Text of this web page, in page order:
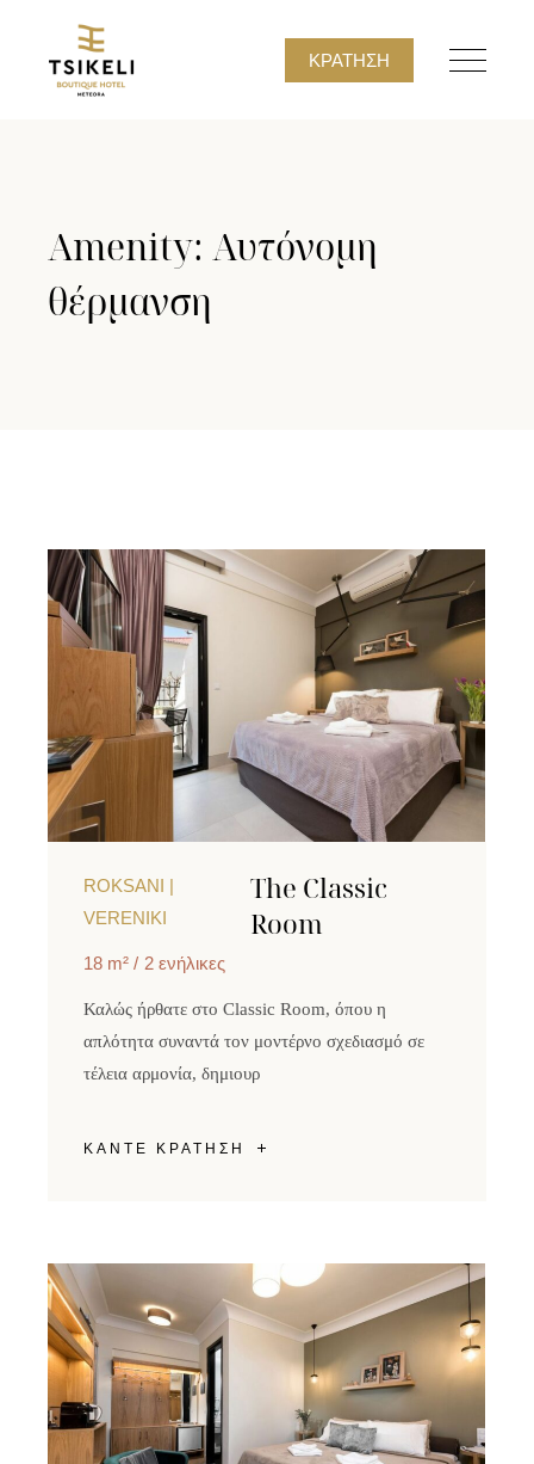
ΚΡΆΤΗΣΗ
Amenity: Αυτόνομη
θέρμανση
ROKSANI |
VERENIKI
The Classic
Room
18 m² 2 ενήλικες
Καλώς ήρθατε στο Classic Room, όπου η
απλότητα συναντά τον μοντέρνο σχεδιασμό σε
τέλεια αρμονία, δημιουρ
ΚΑΝΤΕ ΚΡΑΤΗΣΗ